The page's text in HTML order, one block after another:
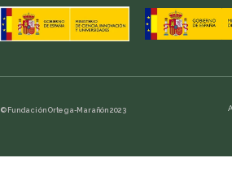
© Fundación Ortega-Marañón 2023